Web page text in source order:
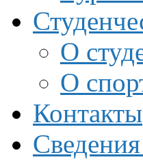
О
О
Контакты